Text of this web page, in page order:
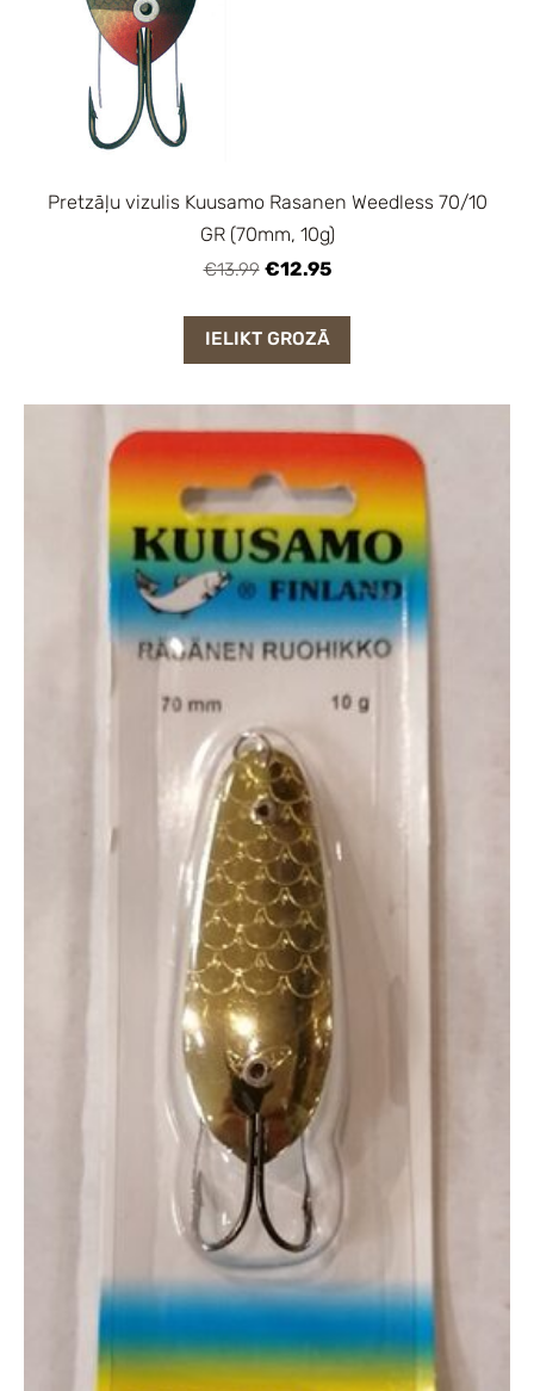
Pretzāļu vizulis Kuusamo Rasanen Weedless 70/10
GR (70mm, 10g)
€13.99 €12.95
IELIKT GROZĀ